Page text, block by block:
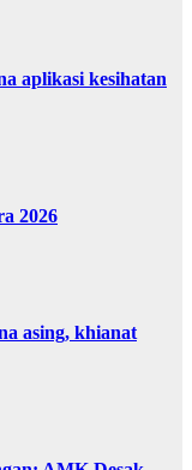
aplikasi kesihatan
2026
asing, khianat